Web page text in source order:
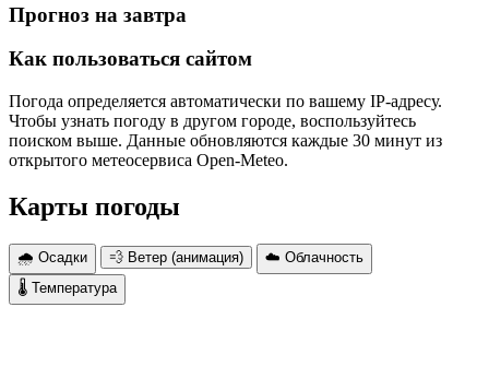
Прогноз на завтра
Как пользоваться сайтом
Погода определяется автоматически по вашему IP-адресу.
Чтобы узнать погоду в другом городе, воспользуйтесь
поиском выше. Данные обновляются каждые 30 минут из
открытого метеосервиса Open-Meteo.
Карты погоды
🌧 Осадки 💨 Ветер (анимация)
☁️ Облачность
🌡 Температура